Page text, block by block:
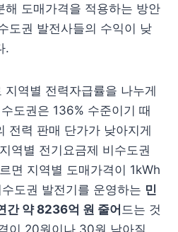
해 도매가격을 적용하는 방안
도권 발전사들의 수익이 낮
.
지역별 전력자급률을 나누게
도권은 136% 수준이기 때
전력 판매 단가가 낮아지게
역별 전기요금제 비수도권
면 지역별 도매가격이 1kWh
도권 발전기를 운영하는 민
간 약8236억 원 줄어 드는 것
이 20원이나 30원 낮아질